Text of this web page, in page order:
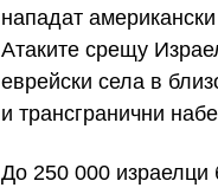
нападат
Атаките срещу
еврейски села в
и трансгранични
До 250 000 израелци